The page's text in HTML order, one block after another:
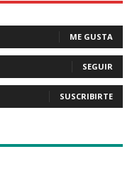
ME GUSTA
SEGUIR
SUSCRIBIRTE